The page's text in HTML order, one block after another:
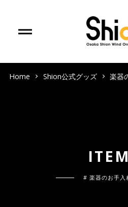
ITE M
# 楽器のお手入
Home Shion公式グッズ 楽器